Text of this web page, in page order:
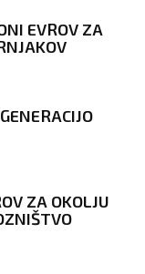
EVROV ZA
ZA OKOLJU